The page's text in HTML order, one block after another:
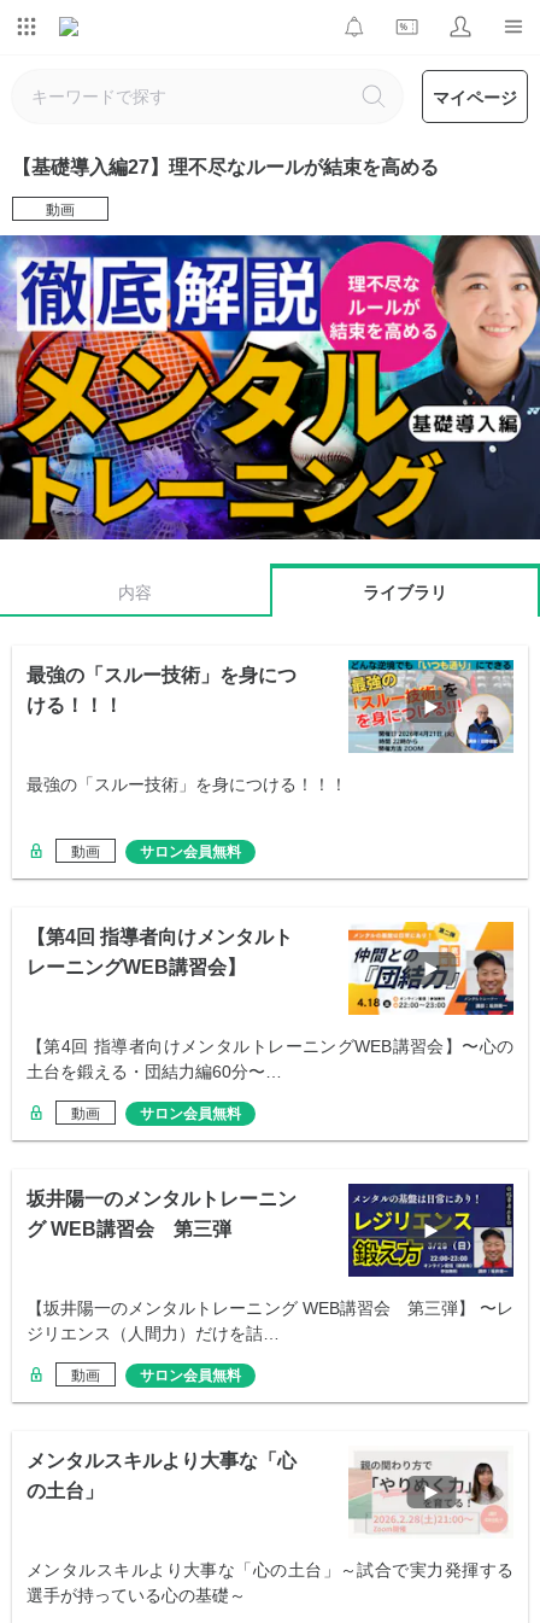
マイページ
【基礎導入編27】理不尽なルールが結束を高める
動画
内容 ライブラリ
最強の「スルー技術」を身につ
ける！！！
最強の「スルー技術」を身につける！！！
動画 サロン会員無料
【第4回 指導者向けメンタルト
レーニングWEB講習会】
【第4回 指導者向けメンタルトレーニングWEB講習会】〜心の
土台を鍛える・団結力編60分〜…
動画 サロン会員無料
坂井陽一のメンタルトレーニン
グ WEB講習会 第三弾
【坂井陽一のメンタルトレーニング WEB講習会 第三弾】 〜レ
ジリエンス（人間力）だけを詰…
動画 サロン会員無料
メンタルスキルより大事な「心
の土台」
メンタルスキルより大事な「心の土台」～試合で実力発揮する
選手が持っている心の基礎～